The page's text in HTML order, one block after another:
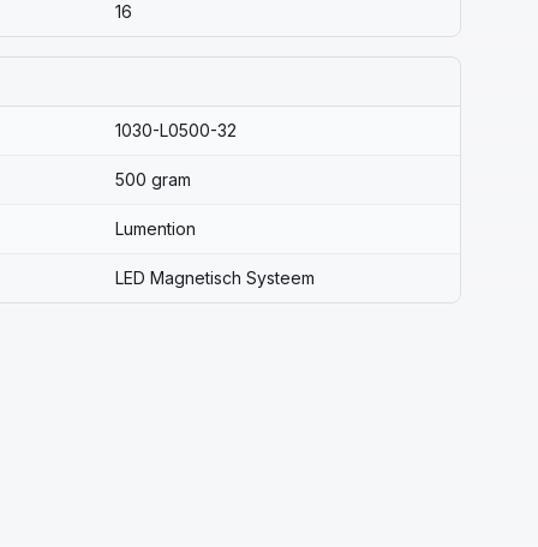
16
1030-L0500-32
500 gram
Lumention
LED Magnetisch Systeem